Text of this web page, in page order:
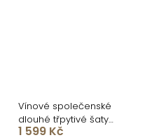
Vínové společenské
dlouhé třpytivé šaty
SECTOR
1 599 Kč